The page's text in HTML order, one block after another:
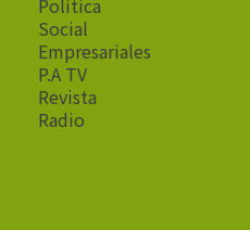
Política
Social
Empresariales
P.A TV
Revista
Radio